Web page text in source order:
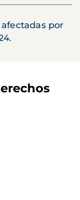
por